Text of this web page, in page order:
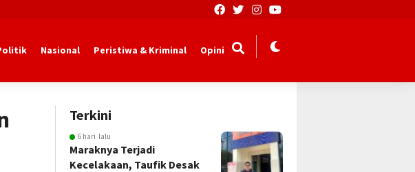
Nasional Peristiwa & Kriminal Opini
Terkini
6 hari lalu
Maraknya Terjadi
Kecelakaan, Taufik Desak